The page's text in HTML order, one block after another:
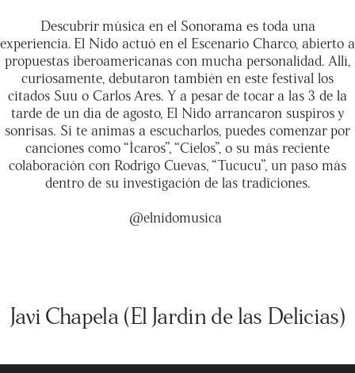
Descubrir música en el Sonorama es toda una
experiencia. El Nido actuó en el Escenario Charco, abierto a
propuestas iberoamericanas con mucha personalidad. Allí,
curiosamente, debutaron también en este festival los
citados Suu o Carlos Ares. Y a pesar de tocar a las 3 de la
tarde de un día de agosto, El Nido arrancaron suspiros y
sonrisas. Si te animas a escucharlos, puedes comenzar por
canciones como “Ícaros”, “Cielos”, o su más reciente
colaboración con Rodrigo Cuevas, “Tucucu”, un paso más
dentro de su investigación de las tradiciones.
@elnidomusica
Javi Chapela (El Jardín de las Delicias)